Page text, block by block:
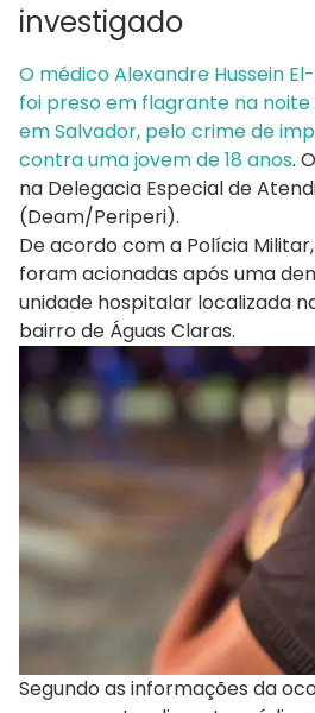
investigado
O médico Alexandre Hussein
foi preso em flagrante na
em Salvador, pelo crime de
contra uma jovem de 18 anos.
na Delegacia Especial de
(Deam/Periperi).
De acordo com a Polícia
foram acionadas após uma
unidade hospitalar localizada
bairro de Águas Claras.
Segundo as informações da